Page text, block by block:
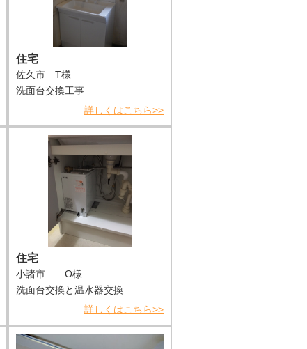
住宅
佐久市 T様
洗面台交換工事
詳しくはこちら>>
住宅
小諸市 O様
洗面台交換と温水器交換
詳しくはこちら>>